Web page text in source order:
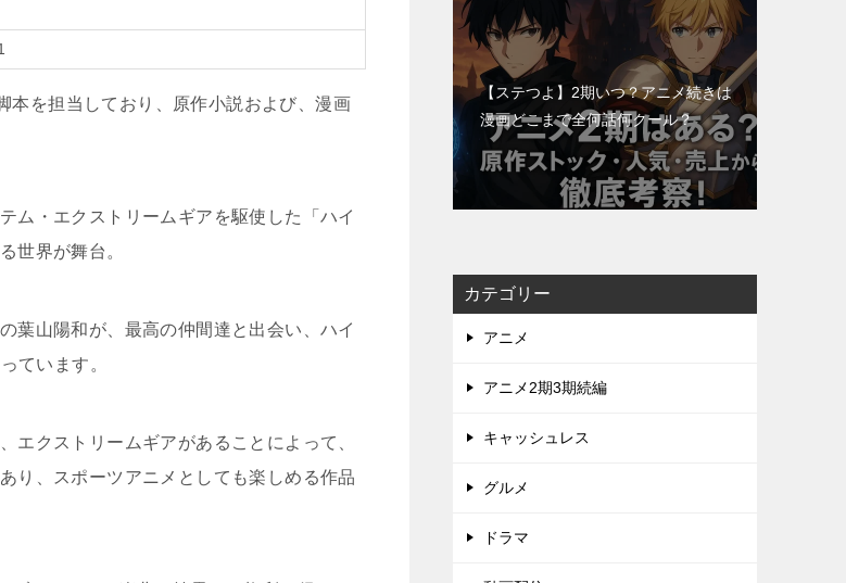
本を担当しており、原作小説および、漫画
ム・エクストリームギアを駆使した「ハイ
世界が舞台。
葉山陽和が、最高の仲間達と出会い、ハイ
ています。
エクストリームギアがあることによって、
り、スポーツアニメとしても楽しめる作品
【ステつよ】2期いつ？アニメ続きは
漫画どこまで全何話何クール？
カテゴリー
アニメ
アニメ2期3期続編
キャッシュレス
グルメ
ドラマ